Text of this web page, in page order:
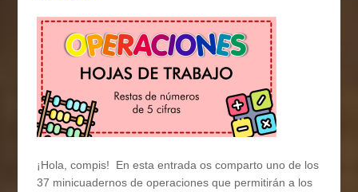
¡Hola, compis! En esta entrada os comparto uno de los
37 minicuadernos de operaciones que permitirán a los